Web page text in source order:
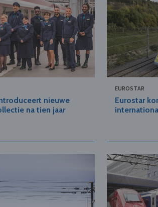
nieuwe
na tien jaar
EUROSTAR
Eurostar